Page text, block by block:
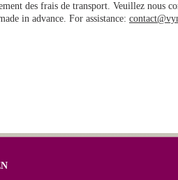
des frais de transport. Veuillez nous
in advance. For assistance: